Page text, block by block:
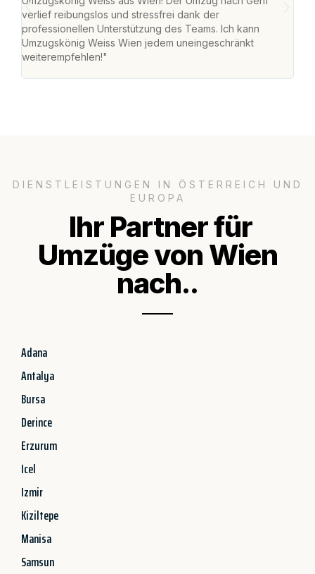
verlief reibungslos und stressfrei dank der
professionellen Unterstützung des Teams. Ich kann
Umzugskönig Weiss Wien jedem uneingeschränkt
weiterempfehlen!"
DIENSTLEISTUNGEN IN ÖSTERREICH UND
EUROPA
Ihr Partner für
Umzüge von Wien
nach..
Adana
Antalya
Bursa
Derince
Erzurum
Icel
Izmir
Kiziltepe
Manisa
Samsun